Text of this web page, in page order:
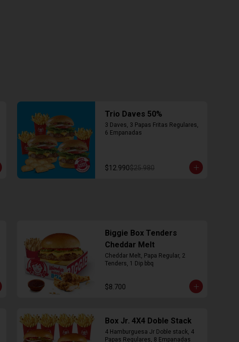
Trio Daves 50%
3 Daves, 3 Papas Fritas Regulares,
6 Empanadas
$12.990$25.980
Biggie Box Tenders
Cheddar Melt
Cheddar Melt, Papa Regular, 2
Tenders, 1 Dip bbq
$8.700
Box Jr. 4X4 Doble Stack
4 Hamburguesa Jr Doble stack, 4
Papas Regulares, 8 Empanadas